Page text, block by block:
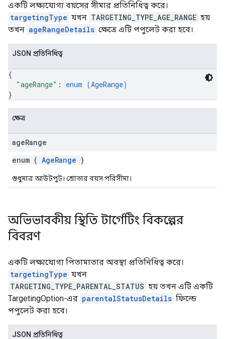
একটি লক্ষ্যযোগ্য বয়সের সীমার প্রতিনিধিত্ব করে।
targetingType যখন TARGETING_TYPE_AGE_RANGE হয়
তখন ageRangeDetails ক্ষেত্রে এটি পপুলেট করা হবে।
JSON প্রতিনিধিত্ব
{
"ageRange" : enum (AgeRange)
}
ক্ষেত্র
ageRange
enum ( AgeRange )
শুধুমাত্র আউটপুট। শ্রোতার বয়স পরিসীমা।
অভিভাবকীয় স্থিতি টার্গেটিং বিকল্পের
বিবরণ
একটি লক্ষ্যযোগ্য পিতামাতার অবস্থা প্রতিনিধিত্ব করে।
targetingType যখন
TARGETING_TYPE_PARENTAL_STATUS হয় তখন এটি একটি
TargetingOption-এর parentalStatusDetails ফিল্ডে
পপুলেট করা হবে।
JSON প্রতিনিধিত্ব